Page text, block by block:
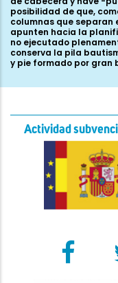
Actividad